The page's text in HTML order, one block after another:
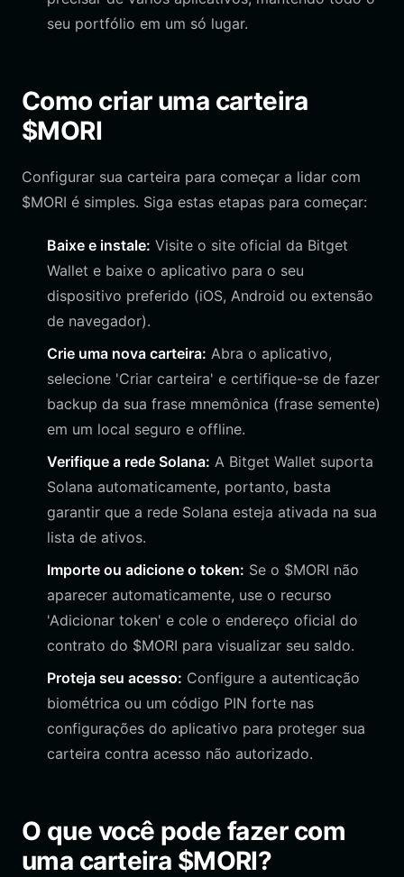
seu portfólio em um só lugar.
Como criar uma carteira
$MORI
Configurar sua carteira para começar a lidar com
$MORI é simples. Siga estas etapas para começar:
Baixe e instale: Visite o site oficial da Bitget
Wallet e baixe o aplicativo para o seu
dispositivo preferido (iOS, Android ou extensão
de navegador).
Crie uma nova carteira: Abra o aplicativo,
selecione 'Criar carteira' e certifique-se de fazer
backup da sua frase mnemônica (frase semente)
em um local seguro e offline.
Verifique a rede Solana: A Bitget Wallet suporta
Solana automaticamente, portanto, basta
garantir que a rede Solana esteja ativada na sua
lista de ativos.
Importe ou adicione o token: Se o $MORI não
aparecer automaticamente, use o recurso
'Adicionar token' e cole o endereço oficial do
contrato do $MORI para visualizar seu saldo.
Proteja seu acesso: Configure a autenticação
biométrica ou um código PIN forte nas
configurações do aplicativo para proteger sua
carteira contra acesso não autorizado.
O que você pode fazer com
uma carteira $MORI?